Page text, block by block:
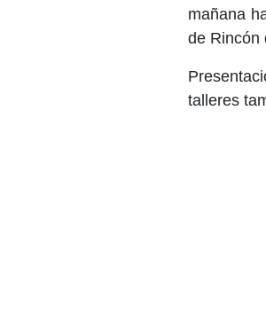
mañana
de Rincón
talleres